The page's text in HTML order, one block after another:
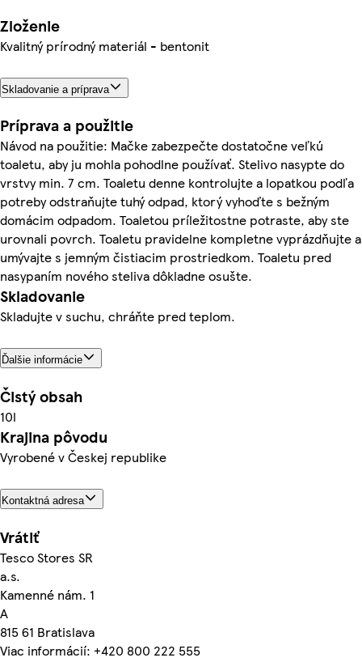
Zloženie
Kvalitný prírodný materiál - bentonit
Skladovanie a príprava
Príprava a použitie
Návod na použitie: Mačke zabezpečte dostatočne veľkú
toaletu, aby ju mohla pohodlne používať. Stelivo nasypte do
vrstvy min. 7 cm. Toaletu denne kontrolujte a lopatkou podľa
potreby odstraňujte tuhý odpad, ktorý vyhoďte s bežným
domácim odpadom. Toaletou príležitostne potraste, aby ste
urovnali povrch. Toaletu pravidelne kompletne vyprázdňujte a
umývajte s jemným čistiacim prostriedkom. Toaletu pred
nasypaním nového steliva dôkladne osušte.
Skladovanie
Skladujte v suchu, chráňte pred teplom.
Ďalšie informácie
Čistý obsah
10l
Krajina pôvodu
Vyrobené v Českej republike
Kontaktná adresa
Vrátiť
Tesco Stores SR
a.s.
Kamenné nám. 1
A
815 61 Bratislava
Viac informácií: +420 800 222 555